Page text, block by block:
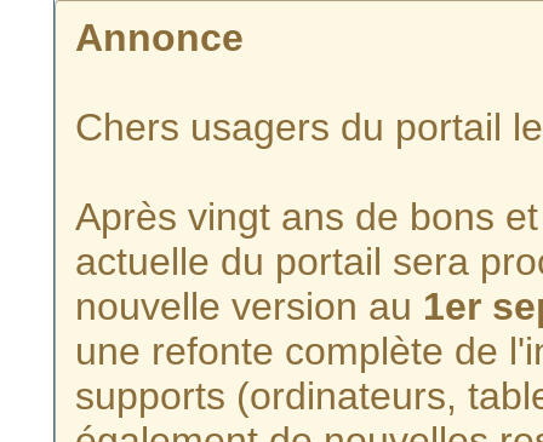
Annonce
Chers usagers du portail
Après vingt ans de bons
actuelle du portail sera
nouvelle version au 1er
une refonte complète de
supports (ordinateurs,